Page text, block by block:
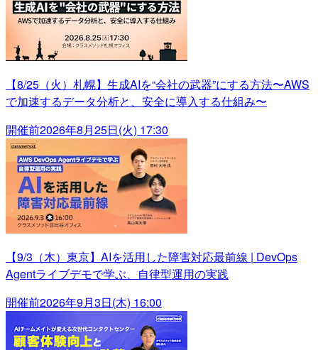
【8/25（火）札幌】生成AIを“会社の武器”にする方法〜AWS
で加速するデータ分析と、安全に導入する仕組み〜
開催前2026年8月25日(火) 17:30
【9/3（木）東京】AIを活用した障害対応最前線 | DevOps
Agentライブデモで学ぶ、自律型運用の実践
開催前2026年9月3日(木) 16:00